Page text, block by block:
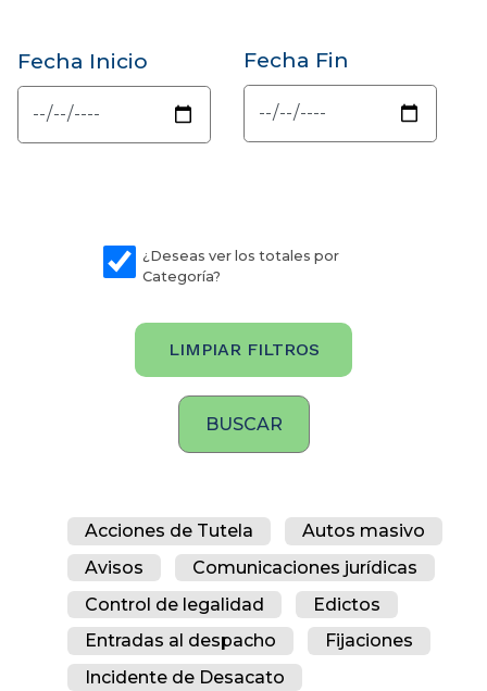
Fecha Inicio Fecha Fin
¿Deseas ver los totales por
Categoría?
LIMPIAR FILTROS
Acciones de Tutela
Autos masivo
Avisos
Comunicaciones jurídicas
Control de legalidad
Edictos
Entradas al despacho
Fijaciones
Incidente de Desacato